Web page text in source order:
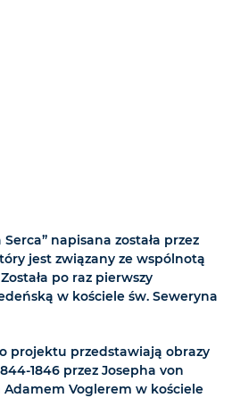
napisana została przez
jest związany ze wspólnotą
po raz pierwszy
w kościele św. Seweryna
projektu przedstawiają obrazy
1846 przez Josepha von
Voglerem w kościele